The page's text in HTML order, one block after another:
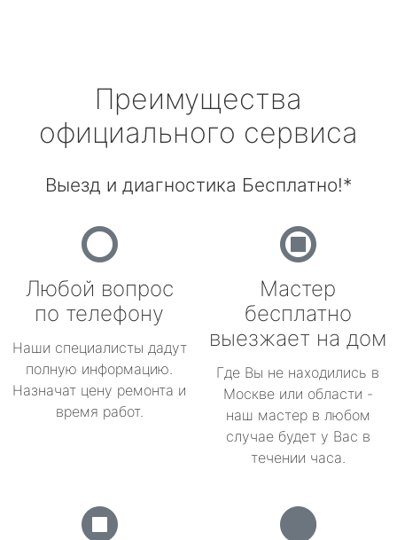
Преимущества
официального сервиса
Выезд и диагностика Бесплатно!*
Любой вопрос
по телефону
Наши специалисты дадут
полную информацию.
Назначат цену ремонта и
время работ.
Мастер
бесплатно
выезжает на дом
Где Вы не находились в
Москве или области -
наш мастер в любом
случае будет у Вас в
течении часа.